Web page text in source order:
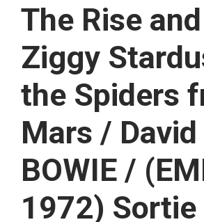
The Rise
Ziggy
the Spiders
Mars / David
BOWIE /
1972) Sortie